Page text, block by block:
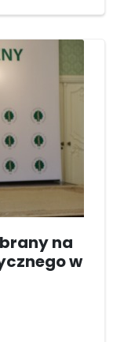
na
w